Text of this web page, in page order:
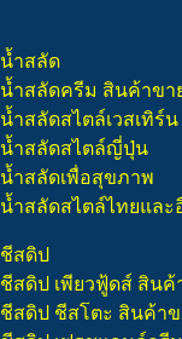
น้ำสลัด
น้ำสลัดครีม สินค้าขา
น้ำสลัดสไตล์เวสเทิร์น
น้ำสลัดสไตล์ญี่ปุ่น
น้ำสลัดเพื่อสุขภาพ
น้ำสลัดสไตล์ไทยและ
ชีสดิป
ชีสดิป เพียวฟู้ดส์ สินค้
ชีสดิป ชีสโตะ สินค้า